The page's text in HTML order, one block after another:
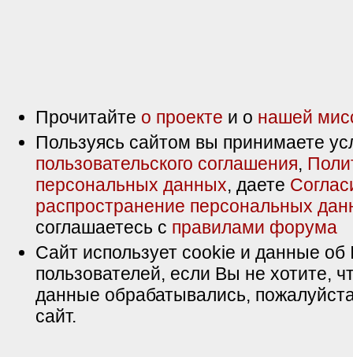
Прочитайте о проекте и о нашей
Пользуясь сайтом вы принимаете
пользовательского соглашения,
персональных данных, даете
распространение персональных
соглашаетесь с правилами форума
Сайт использует cookie и данные об
пользователей, если Вы не хотите,
данные обрабатывались,
сайт.